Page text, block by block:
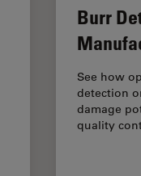
Burr
See how
detection
damage
quality